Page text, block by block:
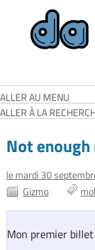
ALLER AU MENU
ALLER À LA
Not
le mardi 30
Gizmo
Mon premier